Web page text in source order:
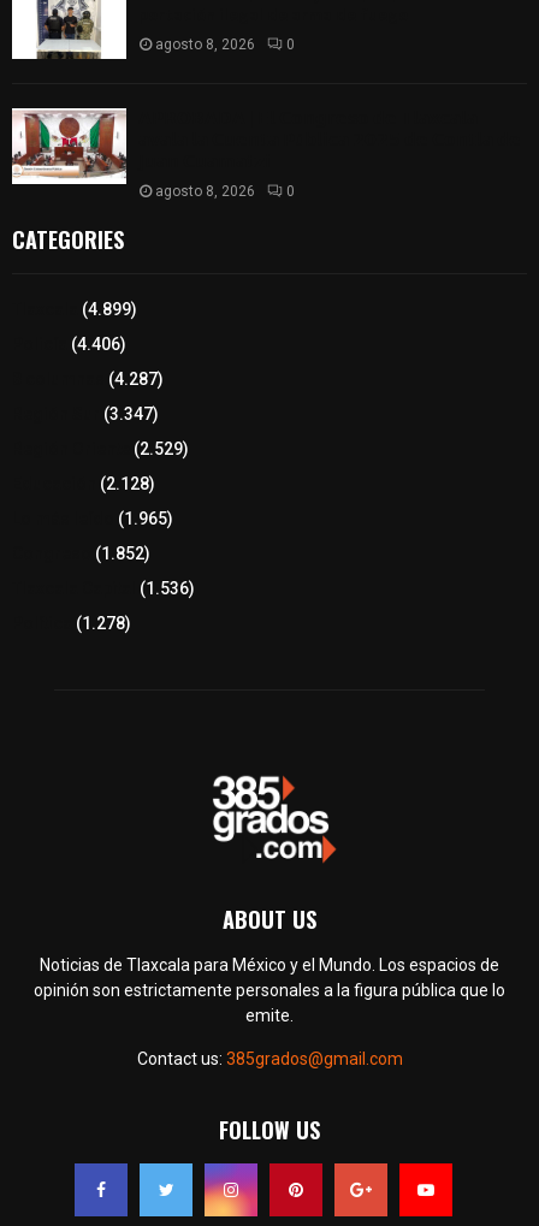
agosto 8, 2026 0
agosto 8, 2026 0
CATEGORIES
(4.899)
(4.406)
(4.287)
(3.347)
(2.529)
(2.128)
(1.965)
(1.852)
(1.536)
(1.278)
ABOUT US
Noticias de Tlaxcala para México y el Mundo. Los espacios de
opinión son estrictamente personales a la figura pública que lo
emite.
Contact us: 385grados@gmail.com
FOLLOW US